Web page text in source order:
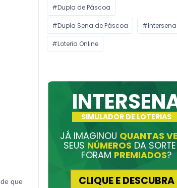
que
#Dupla de Páscoa
#Dupla Sena de Páscoa #Intersena
#Loteria Online
SIMULADOR DE LOTERIAS
JÁ IMAGINOU QUANTAS
SEUS NÚMEROS DA
FORAM PREMIADOS?
CLIQUE E DESCUBRA